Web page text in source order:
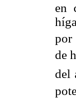
en
por
de
del